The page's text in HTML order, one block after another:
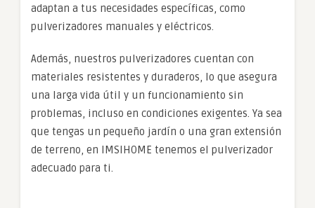
adaptan a tus necesidades específicas, como
pulverizadores manuales y eléctricos.
Además, nuestros pulverizadores cuentan con
materiales resistentes y duraderos, lo que asegura
una larga vida útil y un funcionamiento sin
problemas, incluso en condiciones exigentes. Ya sea
que tengas un pequeño jardín o una gran extensión
de terreno, en IMSIHOME tenemos el pulverizador
adecuado para ti.